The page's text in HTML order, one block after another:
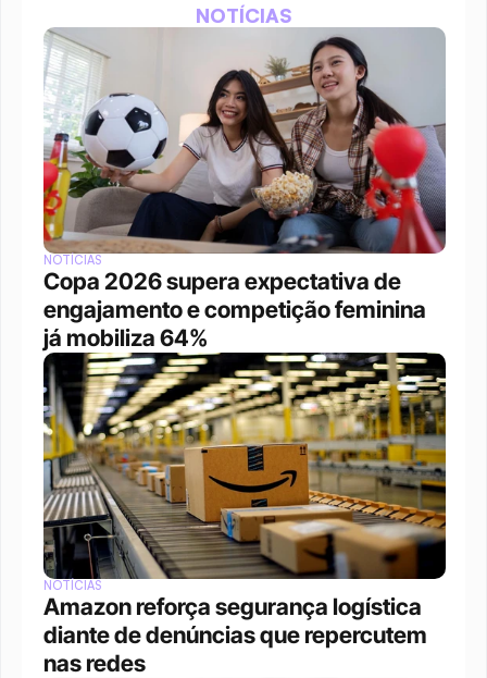
NOTÍCIAS
NOTÍCIAS
Copa 2026 supera expectativa de
engajamento e competição feminina
já mobiliza 64%
NOTÍCIAS
Amazon reforça segurança logística
diante de denúncias que repercutem
nas redes